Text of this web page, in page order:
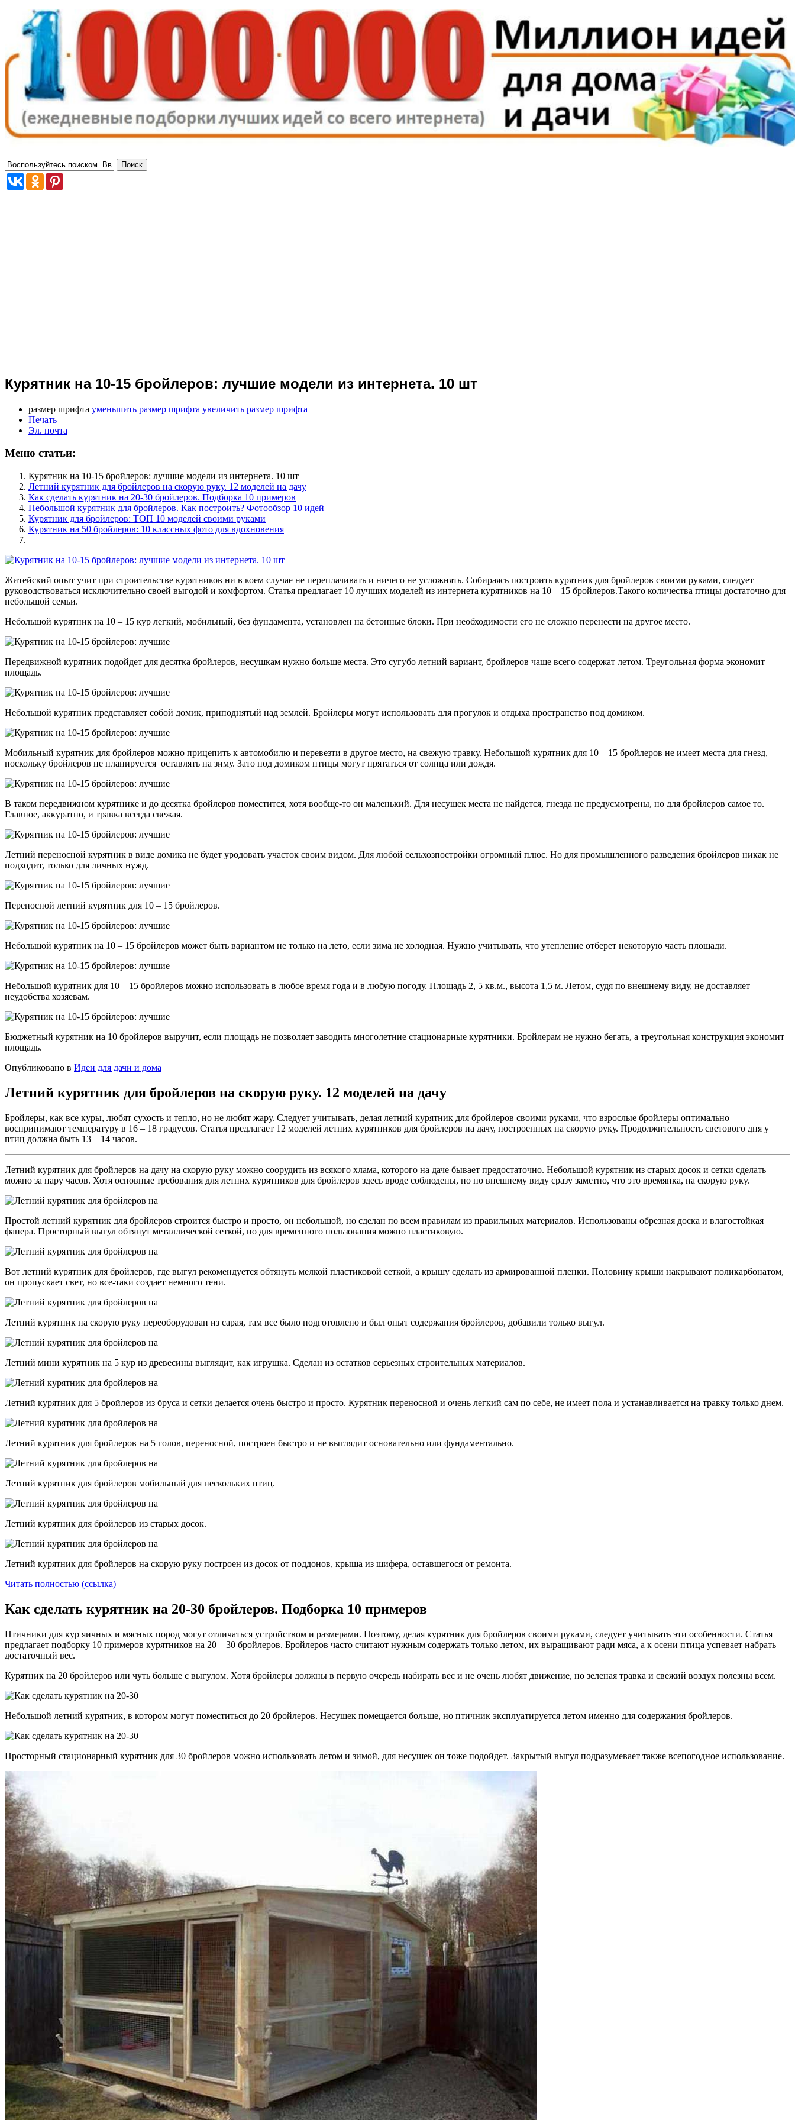
Курятник на 10-15 бройлеров: лучшие модели из интернета. 10 шт
размер шрифта уменьшить размер шрифта увеличить размер шрифта
Печать
Эл. почта
Меню статьи:
Курятник на 10-15 бройлеров: лучшие модели из интернета. 10 шт
Летний курятник для бройлеров на скорую руку. 12 моделей на дачу
Как сделать курятник на 20-30 бройлеров. Подборка 10 примеров
Небольшой курятник для бройлеров. Как построить? Фотообзор 10 идей
Курятник для бройлеров: ТОП 10 моделей своими руками
Курятник на 50 бройлеров: 10 классных фото для вдохновения
Житейский опыт учит при строительстве курятников ни в коем случае не переплачивать и ничего не усложнять. Собираясь построить курятник для бройлеров своими руками, следует
руководствоваться исключительно своей выгодой и комфортом. Статья предлагает 10 лучших моделей из интернета курятников на 10 – 15 бройлеров.Такого количества птицы достаточно для
небольшой семьи.
Небольшой курятник на 10 – 15 кур легкий, мобильный, без фундамента, установлен на бетонные блоки. При необходимости его не сложно перенести на другое место.
Передвижной курятник подойдет для десятка бройлеров, несушкам нужно больше места. Это сугубо летний вариант, бройлеров чаще всего содержат летом. Треугольная форма экономит
площадь.
Небольшой курятник представляет собой домик, приподнятый над землей. Бройлеры могут использовать для прогулок и отдыха пространство под домиком.
Мобильный курятник для бройлеров можно прицепить к автомобилю и перевезти в другое место, на свежую травку. Небольшой курятник для 10 – 15 бройлеров не имеет места для гнезд,
поскольку бройлеров не планируется оставлять на зиму. Зато под домиком птицы могут прятаться от солнца или дождя.
В таком передвижном курятнике и до десятка бройлеров поместится, хотя вообще-то он маленький. Для несушек места не найдется, гнезда не предусмотрены, но для бройлеров самое то.
Главное, аккуратно, и травка всегда свежая.
Летний переносной курятник в виде домика не будет уродовать участок своим видом. Для любой сельхозпостройки огромный плюс. Но для промышленного разведения бройлеров никак не
подходит, только для личных нужд.
Переносной летний курятник для 10 – 15 бройлеров.
Небольшой курятник на 10 – 15 бройлеров может быть вариантом не только на лето, если зима не холодная. Нужно учитывать, что утепление отберет некоторую часть площади.
Небольшой курятник для 10 – 15 бройлеров можно использовать в любое время года и в любую погоду. Площадь 2, 5 кв.м., высота 1,5 м. Летом, судя по внешнему виду, не доставляет
неудобства хозяевам.
Бюджетный курятник на 10 бройлеров выручит, если площадь не позволяет заводить многолетние стационарные курятники. Бройлерам не нужно бегать, а треугольная конструкция экономит
площадь.
Опубликовано в Идеи для дачи и дома
Летний курятник для бройлеров на скорую руку. 12 моделей на дачу
Бройлеры, как все куры, любят сухость и тепло, но не любят жару. Следует учитывать, делая летний курятник для бройлеров своими руками, что взрослые бройлеры оптимально
воспринимают температуру в 16 – 18 градусов. Статья предлагает 12 моделей летних курятников для бройлеров на дачу, построенных на скорую руку. Продолжительность светового дня у
птиц должна быть 13 – 14 часов.
Летний курятник для бройлеров на дачу на скорую руку можно соорудить из всякого хлама, которого на даче бывает предостаточно. Небольшой курятник из старых досок и сетки сделать
можно за пару часов. Хотя основные требования для летних курятников для бройлеров здесь вроде соблюдены, но по внешнему виду сразу заметно, что это времянка, на скорую руку.
Простой летний курятник для бройлеров строится быстро и просто, он небольшой, но сделан по всем правилам из правильных материалов. Использованы обрезная доска и влагостойкая
фанера. Просторный выгул обтянут металлической сеткой, но для временного пользования можно пластиковую.
Вот летний курятник для бройлеров, где выгул рекомендуется обтянуть мелкой пластиковой сеткой, а крышу сделать из армированной пленки. Половину крыши накрывают поликарбонатом,
он пропускает свет, но все-таки создает немного тени.
Летний курятник на скорую руку переоборудован из сарая, там все было подготовлено и был опыт содержания бройлеров, добавили только выгул.
Летний мини курятник на 5 кур из древесины выглядит, как игрушка. Сделан из остатков серьезных строительных материалов.
Летний курятник для 5 бройлеров из бруса и сетки делается очень быстро и просто. Курятник переносной и очень легкий сам по себе, не имеет пола и устанавливается на травку только днем.
Летний курятник для бройлеров на 5 голов, переносной, построен быстро и не выглядит основательно или фундаментально.
Летний курятник для бройлеров мобильный для нескольких птиц.
Летний курятник для бройлеров из старых досок.
Летний курятник для бройлеров на скорую руку построен из досок от поддонов, крыша из шифера, оставшегося от ремонта.
Читать полностью (ссылка)
Как сделать курятник на 20-30 бройлеров. Подборка 10 примеров
Птичники для кур яичных и мясных пород могут отличаться устройством и размерами. Поэтому, делая курятник для бройлеров своими руками, следует учитывать эти особенности. Статья
предлагает подборку 10 примеров курятников на 20 – 30 бройлеров. Бройлеров часто считают нужным содержать только летом, их выращивают ради мяса, а к осени птица успевает набрать
достаточный вес.
Курятник на 20 бройлеров или чуть больше с выгулом. Хотя бройлеры должны в первую очередь набирать вес и не очень любят движение, но зеленая травка и свежий воздух полезны всем.
Небольшой летний курятник, в котором могут поместиться до 20 бройлеров. Несушек помещается больше, но птичник эксплуатируется летом именно для содержания бройлеров.
Просторный стационарный курятник для 30 бройлеров можно использовать летом и зимой, для несушек он тоже подойдет. Закрытый выгул подразумевает также всепогодное использование.